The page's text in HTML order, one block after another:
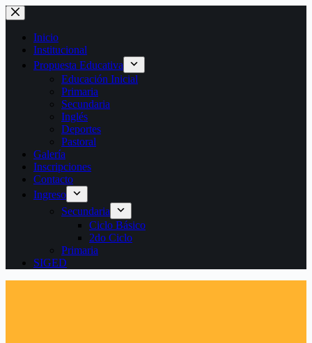
Saltar
al
contenido
Inicio
Institucional
Propuesta Educativa
Educación Inicial
Primaria
Secundaria
Inglés
Deportes
Pastoral
Galería
Inscripciones
Contacto
Ingreso
Secundaria
Ciclo Básico
2do Ciclo
Primaria
SIGED